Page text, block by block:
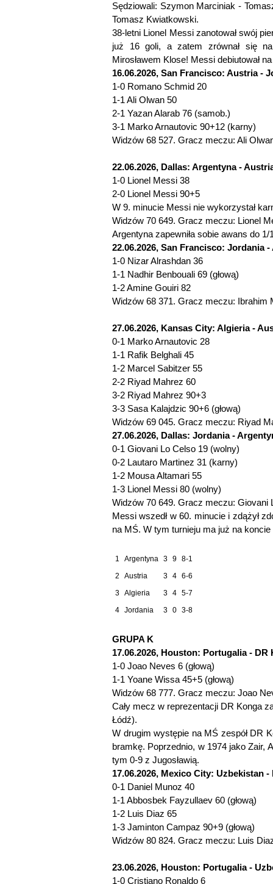
Sędziowali: Szymon Marciniak -
Tomasz Kwiatkowski.
38-letni Lionel Messi zanotował swój
już 16 goli, a zatem zrównał się
Mirosławem Klose! Messi debiutował
16.06.2026, San Francisco: Austria -
1-0 Romano Schmid 20
1-1 Ali Olwan 50
2-1 Yazan Alarab 76 (samob.)
3-1 Marko Arnautovic 90+12 (karny)
Widzów 68 527. Gracz meczu: Ali
22.06.2026, Dallas: Argentyna -
1-0 Lionel Messi 38
2-0 Lionel Messi 90+5
W 9. minucie Messi nie wykorzystał
Widzów 70 649. Gracz meczu: Lionel
Argentyna zapewniła sobie awans do 1/
22.06.2026, San Francisco: Jordania -
1-0 Nizar Alrashdan 36
1-1 Nadhir Benbouali 69 (głową)
1-2 Amine Gouiri 82
Widzów 68 371. Gracz meczu: Ibrahim
27.06.2026, Kansas City: Algieria -
0-1 Marko Arnautovic 28
1-1 Rafik Belghali 45
1-2 Marcel Sabitzer 55
2-2 Riyad Mahrez 60
3-2 Riyad Mahrez 90+3
3-3 Sasa Kalajdzic 90+6 (głową)
Widzów 69 045. Gracz meczu: Riyad
27.06.2026, Dallas: Jordania -
0-1 Giovani Lo Celso 19 (wolny)
0-2 Lautaro Martinez 31 (karny)
1-2 Mousa Altamari 55
1-3 Lionel Messi 80 (wolny)
Widzów 70 649. Gracz meczu: Giovani
Messi wszedł w 60. minucie i zdążył
na MŚ. W tym turnieju ma już na
1 Argentyna 3 9 8-1
2
Austria 3 4 6-6
3 Algieria 3 4 5-7
4 Jordania 3 0 3-8
GRUPA K
17.06.2026, Houston: Portugalia - DR
1-0 Joao Neves 6 (głową)
1-1 Yoane Wissa 45+5 (głową)
Widzów 68 777. Gracz meczu: Joao
Cały mecz w reprezentacji DR Konga
Łódź).
W drugim występie na MŚ zespół DR
bramkę. Poprzednio, w 1974 jako Zair,
tym 0-9 z Jugosławią.
17.06.2026, Mexico City: Uzbekistan -
0-1 Daniel Munoz 40
1-1 Abbosbek Fayzullaev 60 (głową)
1-2 Luis Diaz 65
1-3 Jaminton Campaz 90+9 (głową)
Widzów 80 824. Gracz meczu: Luis
23.06.2026, Houston: Portugalia -
1-0 Cristiano Ronaldo 6